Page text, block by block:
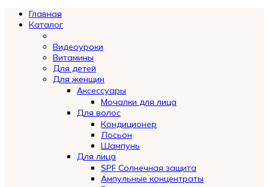
Главная
Каталог
Видеоуроки
Витамины
Для детей
Для женщин
Аксессуары
Мочалки для лица
Для волос
Кондиционер
Лосьон
Шампунь
Для лица
SPF Солнечная защита
Ампульные концентраты